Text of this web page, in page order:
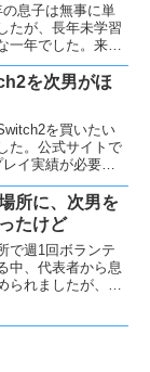
息子は無事に単
たが、長年未学習
一年でした。来年
を示しつつ、科目
談し、関心のある
た。親として喜び
います。
を次男がほ
を買いたい
た。公式サイトで
イ実績が必要と
店では不要のよう
が、友人との遊び
しました。しか
の課題進捗も気に
所に、次男を
たけど
で週1回ボランテ
中、代表者から息
られましたが、本